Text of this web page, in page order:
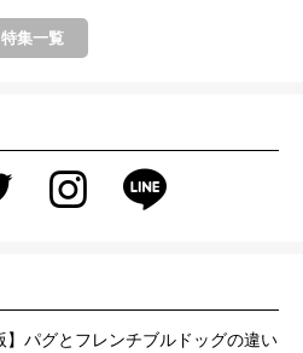
特集一覧
】パグとフレンチブルドッグの違い